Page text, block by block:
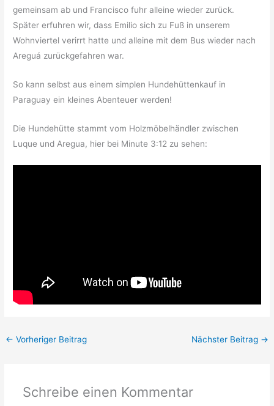
gemeinsam ab und Francisco fuhr alleine wieder zurück.
Später erfuhren wir, dass Emilio sich zu Fuß in unserem
Wohnviertel verirrt hatte und alleine mit dem Bus wieder nach
Areguá zurückgefahren war.
So kann selbst aus einem simplen Hundehüttenkauf in
Paraguay ein kleines Abenteuer werden!
Die Hundehütte stammt vom Holzmöbelhändler zwischen
Luque und Aregua, hier bei Minute 3:12 zu sehen:
← Vorheriger Beitrag Nächster Beitrag →
Schreibe einen Kommentar